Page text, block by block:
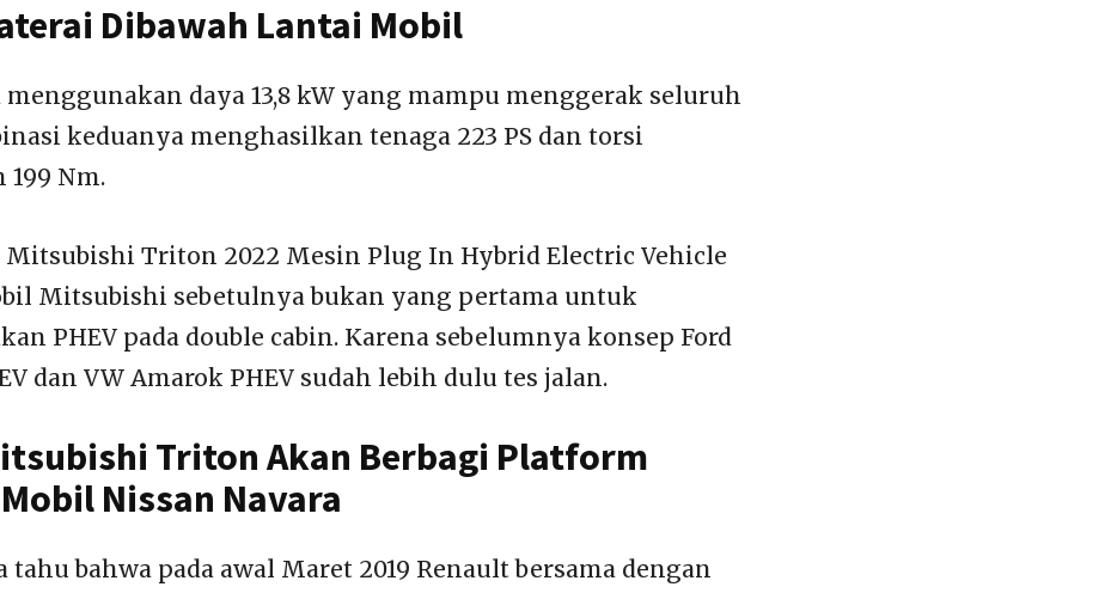
Dibawah Lantai Mobil
daya 13,8 kW yang mampu menggerak seluruh
keduanya menghasilkan tenaga 223 PS dan torsi
Nm.
Mitsubishi Triton 2022 Mesin Plug In Hybrid Electric Vehicle
Mitsubishi sebetulnya bukan yang pertama untuk
PHEV pada double cabin. Karena sebelumnya konsep Ford
dan VW Amarok PHEV sudah lebih dulu tes jalan.
Triton Akan Berbagi Platform
Nissan Navara
tahu bahwa pada awal Maret 2019 Renault bersama dengan